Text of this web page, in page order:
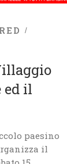
ed il
paesino
il